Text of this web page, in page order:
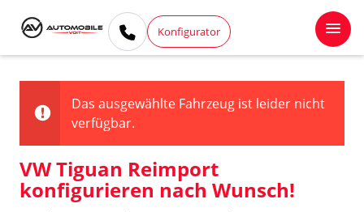
Konfigurator
Das ausgewählte Fahrzeug ist leider nicht
verfügbar.
VW Tiguan Reimport
konfigurieren nach Wunsch!